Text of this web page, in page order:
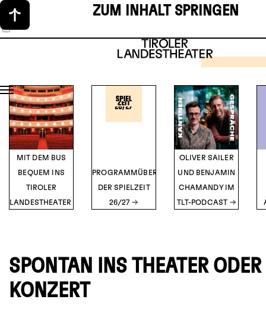
ZUM INHALT SPRINGEN
Musical
12345
MIT DEM BUS
BEQUEM INS
TIROLER
LANDESTHEATER
PROGRAMMÜBERSICHT
DER SPIELZEIT
26/27
OLIVER SAILER
UND BENJAMIN
CHAMANDY IM
TLT-PODCAST
SPONTAN INS THEATER
KONZERT